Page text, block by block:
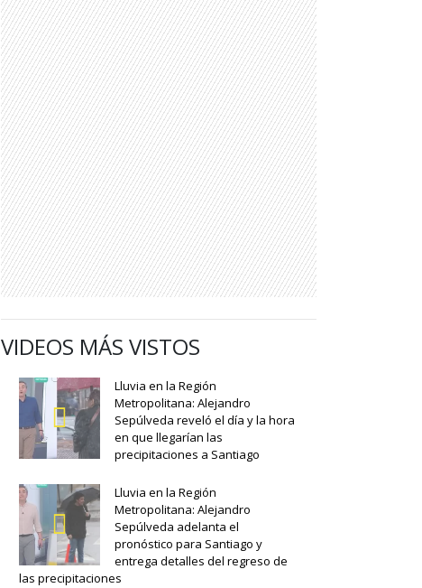
VIDEOS MÁS VISTOS
Lluvia en la Región
Metropolitana: Alejandro
Sepúlveda reveló el día y la hora
en que llegarían las
precipitaciones a Santiago
Lluvia en la Región
Metropolitana: Alejandro
Sepúlveda adelanta el
pronóstico para Santiago y
entrega detalles del regreso de
las precipitaciones